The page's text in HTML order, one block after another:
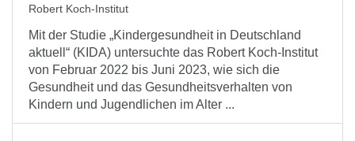
Robert Koch-Institut
Mit der Studie „Kindergesundheit in Deutschland
aktuell“ (KIDA) untersuchte das Robert Koch-Institut
von Februar 2022 bis Juni 2023, wie sich die
Gesundheit und das Gesundheitsverhalten von
Kindern und Jugendlichen im Alter ...